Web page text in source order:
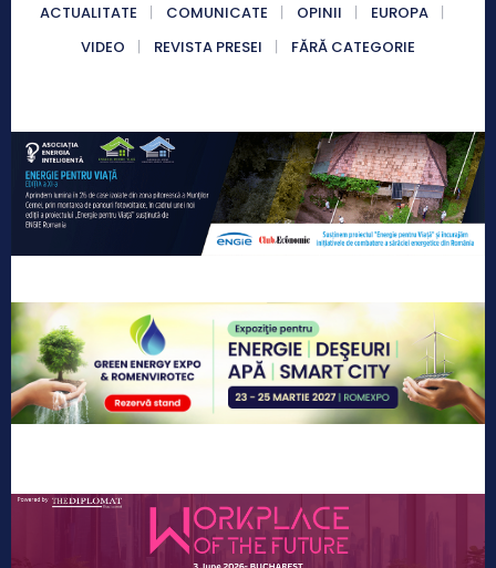
ACTUALITATE COMUNICATE OPINII
EUROPA
VIDEO
REVISTA PRESEI FĂRĂ CATEGORIE